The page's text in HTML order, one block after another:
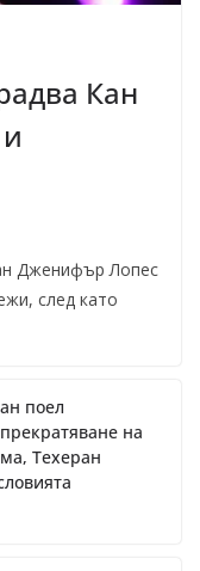
Кан
Дженифър Лопес
след като
поел
на
Техеран